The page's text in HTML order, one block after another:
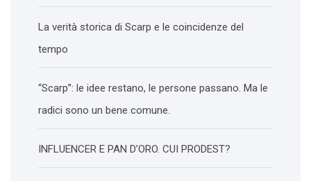
La verità storica di Scarp e le coincidenze del
tempo
“Scarp”: le idee restano, le persone passano. Ma le
radici sono un bene comune.
INFLUENCER E PAN D’ORO. CUI PRODEST?